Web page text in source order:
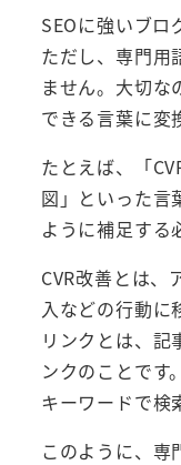
SEOに強いブロ
ただし、専門用
ません。大切
できる言葉に変
たとえば、「
図」といった言
ように補足する
CVR改善とは、
入などの行動に
リンクとは、記
ンクのことです
キーワードで検
このように、専